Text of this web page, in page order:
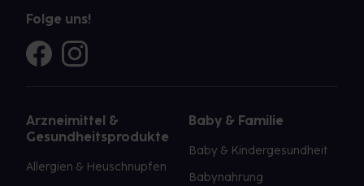
Folge uns!
Arzneimittel &
Gesundheitsprodukte
Allergien & Heuschnupfen
Baby & Familie
Baby & Kindergesundheit
Babynahrung